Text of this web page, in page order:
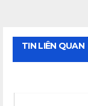
TIN LIÊN QUAN